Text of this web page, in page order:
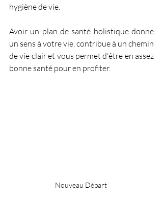
hygiène de vie.
Avoir un plan de santé holistique donne
un sens à votre vie, contribue à un chemin
de vie clair et vous permet d'être en assez
bonne santé pour en profiter.
Nouveau Départ